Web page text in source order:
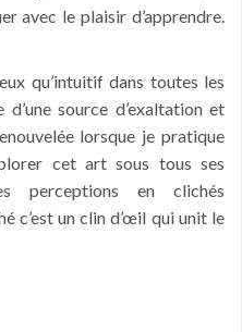
avec le plaisir d’apprendre.
qu’intuitif dans toutes les
source d’exaltation et
lorsque je pratique
cet art sous tous ses
perceptions en clichés
c’est un clin d’œil qui unit le